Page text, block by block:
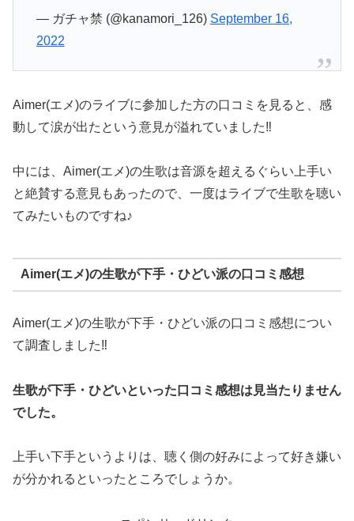
— ガチャ禁 (@kanamori_126) September 16,
2022
Aimer(エメ)のライブに参加した方の口コミを見ると、感
動して涙が出たという意見が溢れていました‼︎
中には、Aimer(エメ)の生歌は音源を超えるぐらい上手い
と絶賛する意見もあったので、一度はライブで生歌を聴い
てみたいものですね♪
Aimer(エメ)の生歌が下手・ひどい派の口コミ感想
Aimer(エメ)の生歌が下手・ひどい派の口コミ感想につい
て調査しました‼︎
生歌が下手・ひどいといった口コミ感想は見当たりません
でした。
上手い下手というよりは、聴く側の好みによって好き嫌い
が分かれるといったところでしょうか。